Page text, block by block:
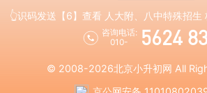
👆识码发送【6】查看 人大附、八中特殊招生
咨询电话:
010-
5624
© 2008-2026北京小升初网 All